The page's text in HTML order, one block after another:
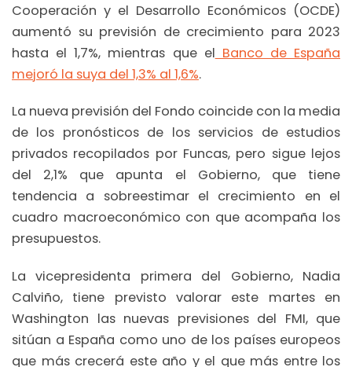
Cooperación y el Desarrollo Económicos (OCDE)
aumentó su previsión de crecimiento para 2023
hasta el 1,7%, mientras que el Banco de España
mejoró la suya del 1,3% al 1,6%.
La nueva previsión del Fondo coincide con la media
de los pronósticos de los servicios de estudios
privados recopilados por Funcas, pero sigue lejos
del 2,1% que apunta el Gobierno, que tiene
tendencia a sobreestimar el crecimiento en el
cuadro macroeconómico con que acompaña los
presupuestos.
La vicepresidenta primera del Gobierno, Nadia
Calviño, tiene previsto valorar este martes en
Washington las nuevas previsiones del FMI, que
sitúan a España como uno de los países europeos
que más crecerá este año y el que más entre los